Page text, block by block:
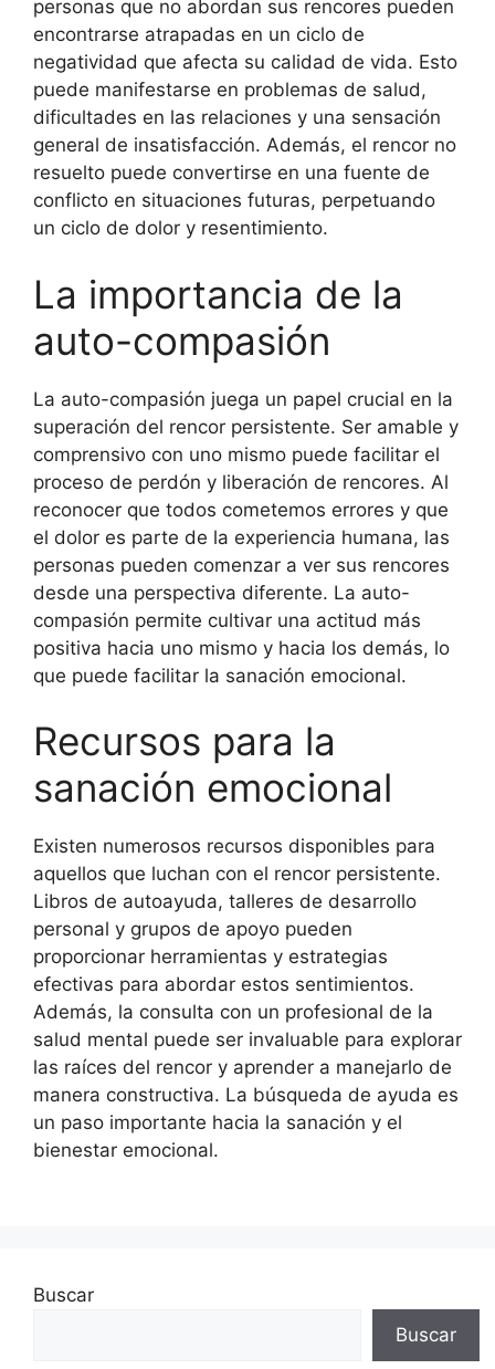
personas que no abordan sus rencores pueden
encontrarse atrapadas en un ciclo de
negatividad que afecta su calidad de vida. Esto
puede manifestarse en problemas de salud,
dificultades en las relaciones y una sensación
general de insatisfacción. Además, el rencor no
resuelto puede convertirse en una fuente de
conflicto en situaciones futuras, perpetuando
un ciclo de dolor y resentimiento.
La importancia de la
auto-compasión
La auto-compasión juega un papel crucial en la
superación del rencor persistente. Ser amable y
comprensivo con uno mismo puede facilitar el
proceso de perdón y liberación de rencores. Al
reconocer que todos cometemos errores y que
el dolor es parte de la experiencia humana, las
personas pueden comenzar a ver sus rencores
desde una perspectiva diferente. La auto-
compasión permite cultivar una actitud más
positiva hacia uno mismo y hacia los demás, lo
que puede facilitar la sanación emocional.
Recursos para la
sanación emocional
Existen numerosos recursos disponibles para
aquellos que luchan con el rencor persistente.
Libros de autoayuda, talleres de desarrollo
personal y grupos de apoyo pueden
proporcionar herramientas y estrategias
efectivas para abordar estos sentimientos.
Además, la consulta con un profesional de la
salud mental puede ser invaluable para explorar
las raíces del rencor y aprender a manejarlo de
manera constructiva. La búsqueda de ayuda es
un paso importante hacia la sanación y el
bienestar emocional.
Buscar
Buscar